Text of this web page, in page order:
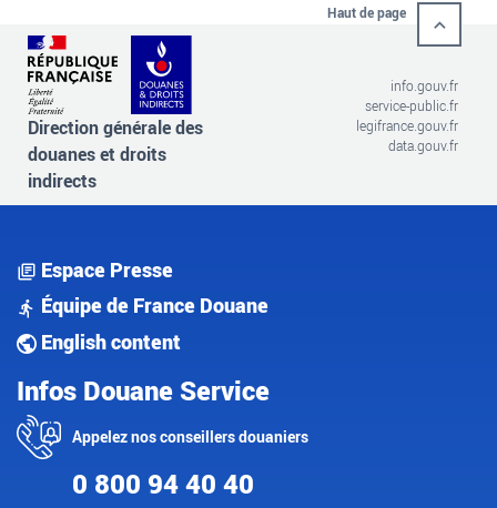
Haut de page
Direction générale des
douanes et droits
indirects
info.gouv.fr
service-public.fr
legifrance.gouv.fr
data.gouv.fr
Espace Presse
Équipe de France Douane
English content
Infos Douane Service
Appelez nos conseillers douaniers
0 800 94 40 40